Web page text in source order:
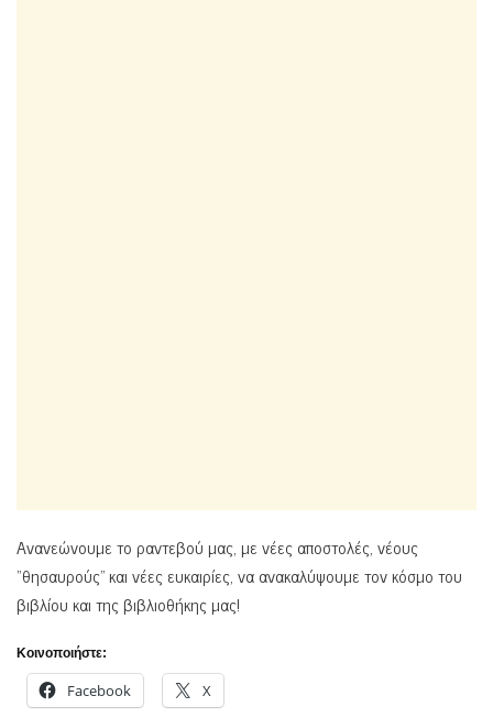
Ανανεώνουμε το ραντεβού μας, με νέες αποστολές, νέους
“θησαυρούς” και νέες ευκαιρίες, να ανακαλύψουμε τον κόσμο του
βιβλίου και της βιβλιοθήκης μας!
Κοινοποιήστε:
Facebook X